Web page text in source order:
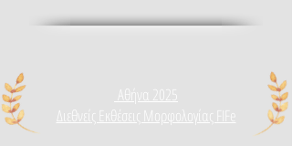
Αθήνα 2025
Διεθνεί
ς Εκθέσεις Μορφολογίας FIFe